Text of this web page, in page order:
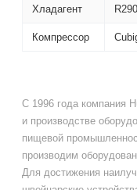
Хладагент R290
Компрессор
С 1996 года компания
и производстве
пищевой
производим
Для достижения